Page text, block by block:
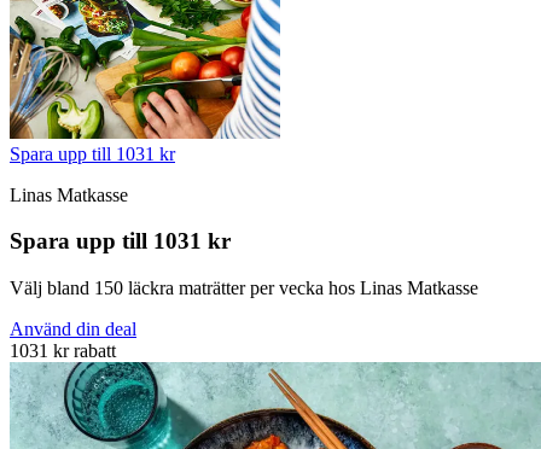
Spara upp till 1031 kr
Linas Matkasse
Spara upp till 1031 kr
Välj bland 150 läckra maträtter per vecka hos Linas Matkasse
Använd din deal
1031 kr rabatt